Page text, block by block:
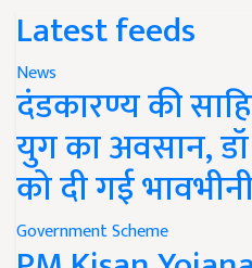
Latest feeds
News
दंडकारण्य की
युग का अवसान, डॉ
को दी गई
Government Scheme